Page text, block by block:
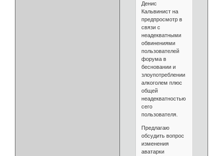
Денис
Кальвинист на
предпросмотр в
связи с
неадекватными
обвинениями
пользователей
форума в
бесновании и
злоупотреблении
алкоголем плюс
общей
неадекватностью
сего
пользователя.
Предлагаю
обсудить вопрос
изменения
аватарки